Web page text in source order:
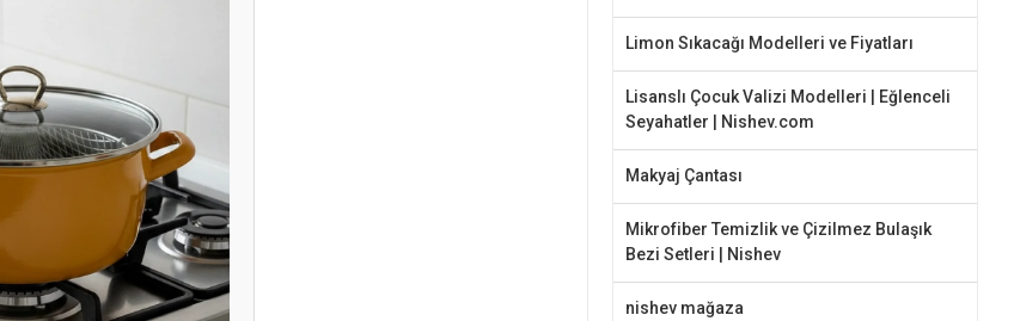
Limon Sıkacağı Modelleri ve Fiyatları
Lisanslı Çocuk Valizi Modelleri | Eğlenceli
Seyahatler | Nishev.com
Makyaj Çantası
Mikrofiber Temizlik ve Çizilmez Bulaşık
Bezi Setleri | Nishev
nishev mağaza